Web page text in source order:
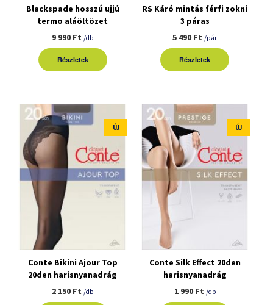
Blackspade hosszú ujjú
termo aláöltözet
9 990 Ft /db
Részletek
RS Káró mintás férfi zokni
3 páras
5 490 Ft /pár
Részletek
ÚJ
Conte Bikini Ajour Top
20den harisnyanadrág
2 150 Ft /db
ÚJ
Conte Silk Effect 20den
harisnyanadrág
1 990 Ft /db